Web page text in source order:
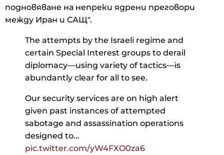
подновяване на непреки ядрени преговори
между Иран и САЩ".
The attempts by the Israeli regime and
certain Special Interest groups to derail
diplomacy—using variety of tactics—is
abundantly clear for all to see.
Our security services are on high alert
given past instances of attempted
sabotage and assassination operations
designed to…
pic.twitter.com/yW4FXO0za6